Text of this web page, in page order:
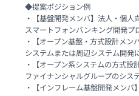
◆提案ポジション例
・【基盤開発メンバ】法人・個人
スマートフォンバンキング開発プ
・【オープン基盤・方式設計メ
システムまたは周辺システム開発
・【オープン系システムの方式
ファイナンシャルグループのシス
・【インフレーム基盤開発メン